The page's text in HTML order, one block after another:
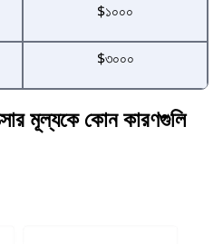
$১০০০
$৩০০০
মূল্যকে কোন কারণগুলি